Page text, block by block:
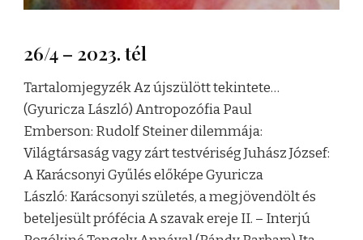
26/4 – 2023. tél
Tartalomjegyzék Az újszülött tekintete…
(Gyuricza László) Antropozófia Paul
Emberson: Rudolf Steiner dilemmája:
Világtársaság vagy zárt testvériség Juhász József:
A Karácsonyi Gyűlés előképe Gyuricza
László: Karácsonyi születés, a megjövendölt és
beteljesült prófécia A szavak ereje II. – Interjú